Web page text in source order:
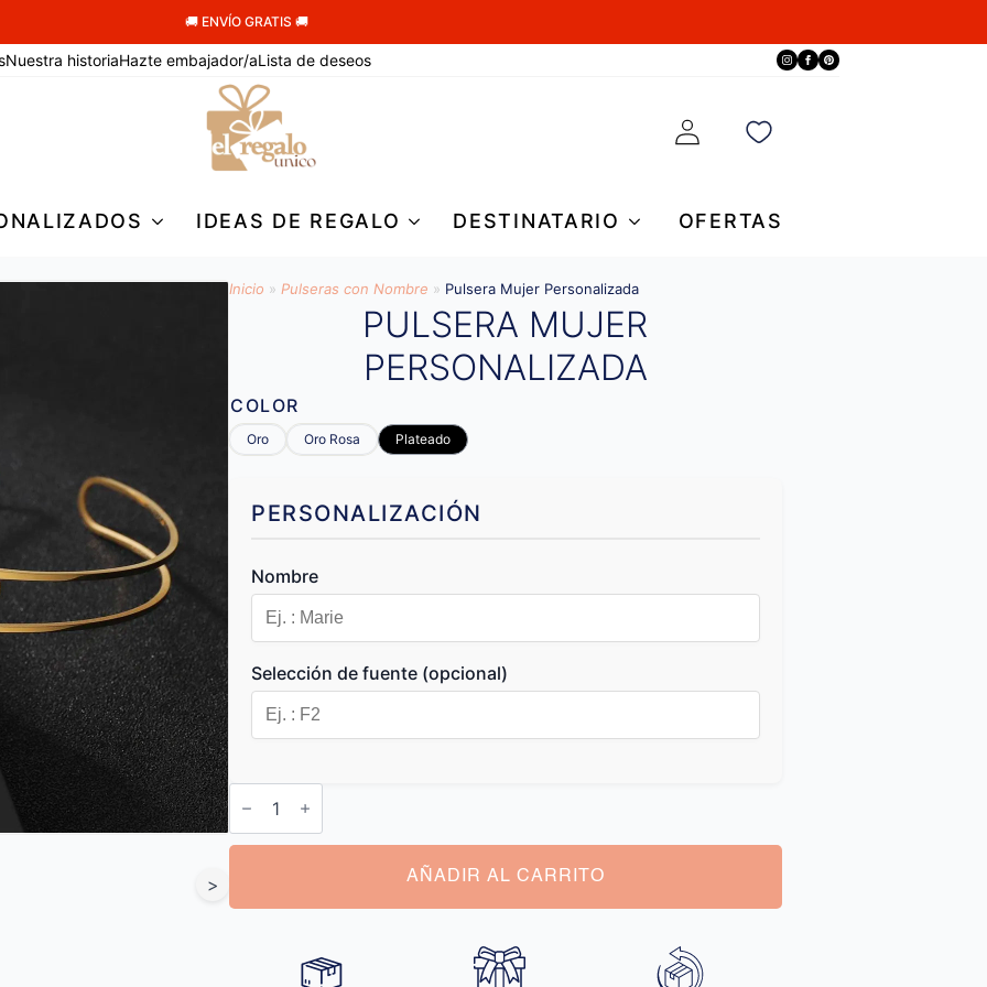
🚚 ENVÍO GRATIS 🚚
Nuestra historiaHazte embajador/aLista de deseos
IDEAS DE REGALO DESTINATARIO OFERTAS
>
Inicio » Pulseras con Nombre » Pulsera Mujer Personalizada
PULSERA MUJER
PERSONALIZADA
COLOR
Oro Oro Rosa Plateado
PERSONALIZACIÓN
Nombre
Selección de fuente (opcional)
Pulsera
Mujer
cantidad
AÑADIR AL CARRITO